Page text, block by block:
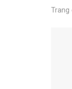
Trang